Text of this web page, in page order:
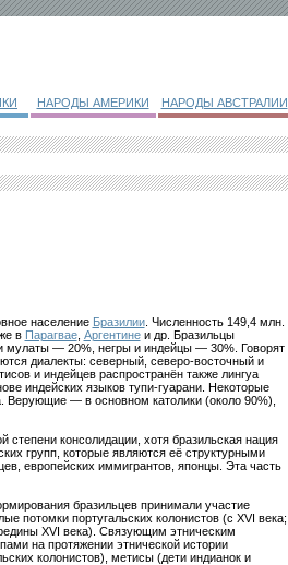
НАРОДЫ АМЕРИКИ НАРОДЫ АВСТРАЛИИ
население Бразилии. Численность 149,4 млн.
в Парагвае, Аргентинеи др. Бразильцы
мулаты — 20%, негры и индейцы — 30%. Говорят
диалекты: северный, северо-восточный и
и индейцев распространён также лингуа
индейских языков тупи-гуарани. Некоторые
Верующие — в основном католики (около 90%),
консолидации, хотя бразильская нация
групп, которые являются её структурными
европейских иммигрантов, японцы. Эта часть
бразильцев принимали участие
потомки португальских колонистов (с XVI века;
XVI века). Связующим этническим
на протяжении этнической истории
колонистов), метисы (дети индианок и